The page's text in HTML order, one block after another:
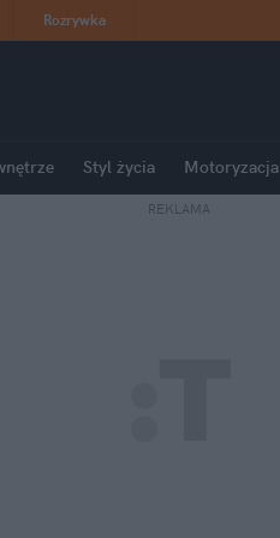
Rozrywka
Styl życia Motoryzacja
REKLAMA